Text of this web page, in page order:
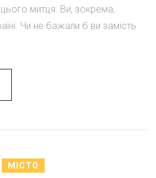
митця. Ви, зокрема,
Чи не бажали б ви замість
МІСТО